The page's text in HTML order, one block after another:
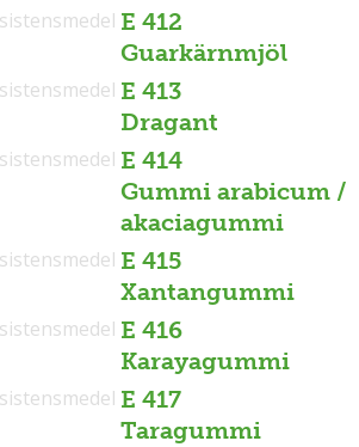
E 412
Guarkärnmjöl
E 413
Dragant
E 414
Gummi arabicum /
akaciagummi
E 415
Xantangummi
E 416
Karayagummi
E 417
Taragummi